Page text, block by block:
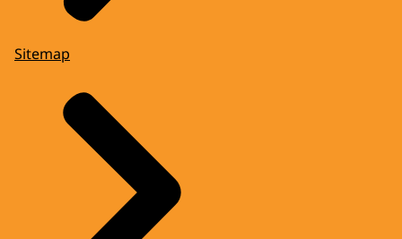
Sitemap